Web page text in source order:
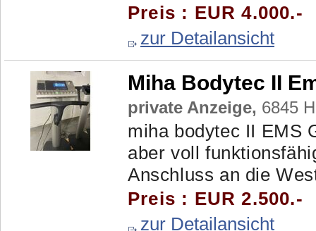
Preis : EUR 4.000.-
zur Detailansicht
Miha Bodytec II
private Anzeige, 6845
miha bodytec II EMS
aber voll
Anschluss an die
Preis : EUR 2.500.-
zur Detailansicht